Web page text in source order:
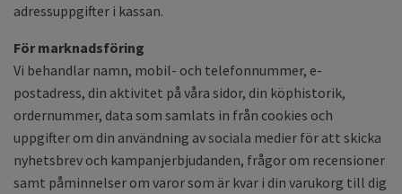
adressuppgifter i kassan.
För marknadsföring
Vi behandlar namn, mobil- och telefonnummer, e-
postadress, din aktivitet på våra sidor, din köphistorik,
ordernummer, data som samlats in från cookies och
uppgifter om din användning av sociala medier för att skicka
nyhetsbrev och kampanjerbjudanden, frågor om recensioner
samt påminnelser om varor som är kvar i din varukorg till dig